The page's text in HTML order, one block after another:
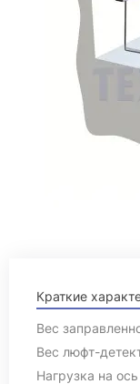
Краткие
Вес
Вес люфт-
Нагрузка на